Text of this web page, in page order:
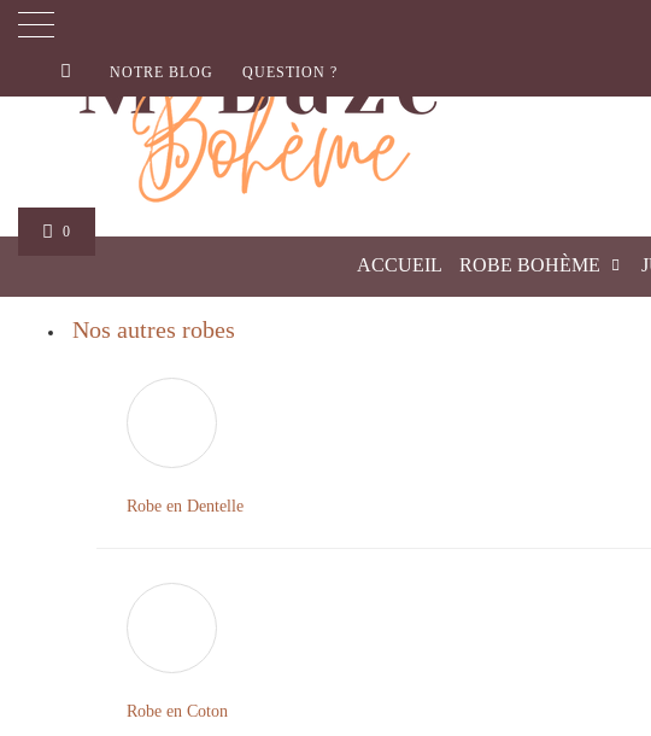
0
NOTRE BLOG QUESTION ?
ACCUEIL ROBE BOHÈME
Nos autres robes
Robe en Dentelle
Robe en Coton